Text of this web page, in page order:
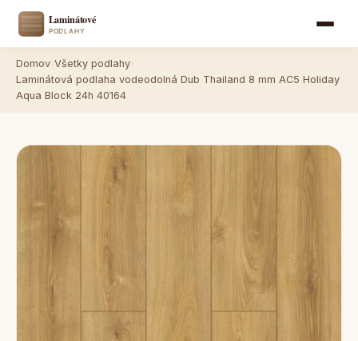
Domov Všetky podlahy
Laminátová podlaha vodeodolná Dub Thailand 8 mm AC5 Holiday
Aqua Block 24h 40164